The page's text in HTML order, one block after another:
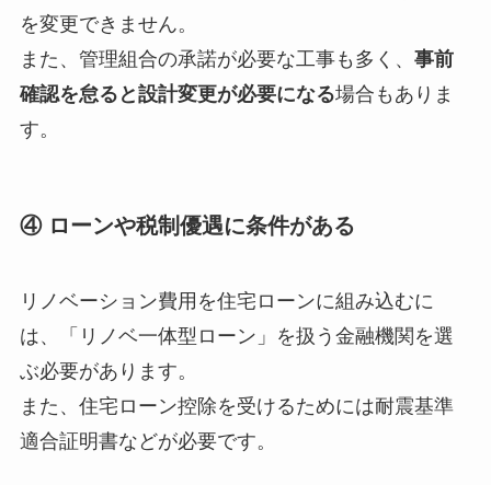
を変更できません。
また、管理組合の承諾が必要な工事も多く、 事前
確認を怠ると設計変更が必要になる場合もありま
す。
④ ローンや税制優遇に条件がある
リノベーション費用を住宅ローンに組み込むに
は、「リノベ一体型ローン」を扱う金融機関を選
ぶ必要があります。
また、住宅ローン控除を受けるためには耐震基準
適合証明書などが必要です。